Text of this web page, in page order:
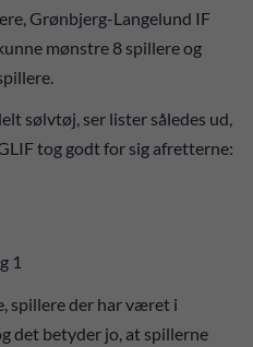
Grønbjerg-Langelund IF
mønstre 8 spillere og
sølvtøj, ser lister således ud,
tog godt for sig afretterne:
1
spillere der har været i
det betyder jo, at spillerne